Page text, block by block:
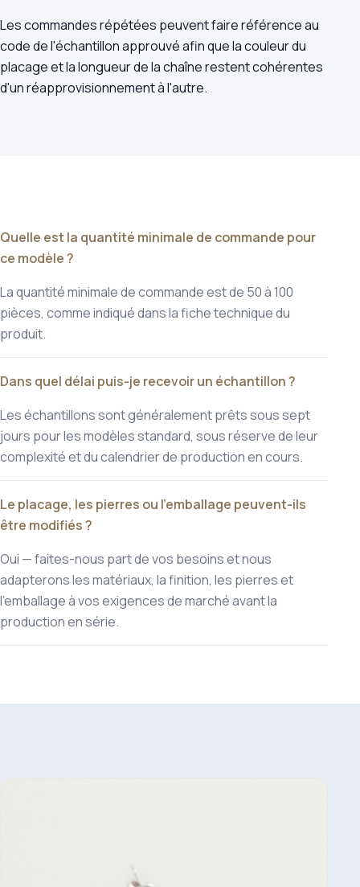
Les commandes répétées peuvent faire référence au
code de l'échantillon approuvé afin que la couleur du
placage et la longueur de la chaîne restent cohérentes
d'un réapprovisionnement à l'autre.
Quelle est la quantité minimale de commande pour
ce modèle ?
La quantité minimale de commande est de 50 à 100
pièces, comme indiqué dans la fiche technique du
produit.
Dans quel délai puis-je recevoir un échantillon ?
Les échantillons sont généralement prêts sous sept
jours pour les modèles standard, sous réserve de leur
complexité et du calendrier de production en cours.
Le placage, les pierres ou l'emballage peuvent-ils
être modifiés ?
Oui — faites-nous part de vos besoins et nous
adapterons les matériaux, la finition, les pierres et
l'emballage à vos exigences de marché avant la
production en série.